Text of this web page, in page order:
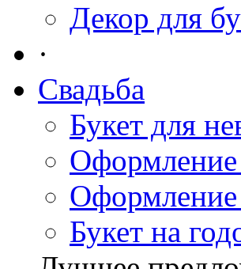
Декор для
·
Свадьба
Букет для
Оформление
Букет на